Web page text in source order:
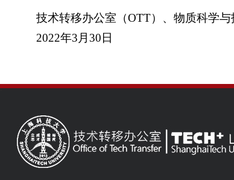
技术转移办公室（OTT）、物质科学
2022年3 月 30 日